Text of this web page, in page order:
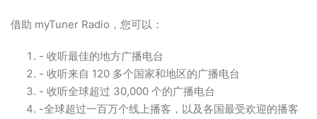
借助 myTuner Radio，您可以：
- 收听最佳的地方广播电台
- 收听来自 120 多个国家和地区的广播电台
- 收听全球超过 30,000 个的广播电台
-全球超过一百万个线上播客，以及各国最受欢迎的播客